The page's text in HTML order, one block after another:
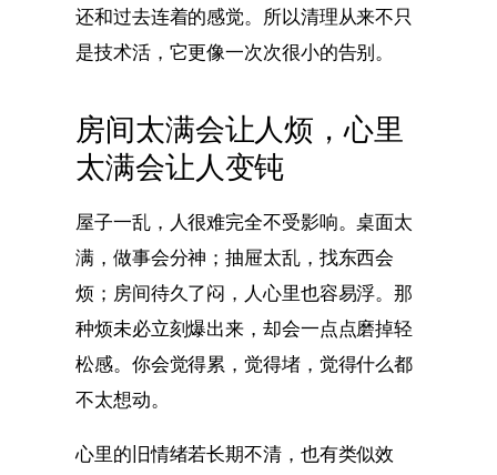
还和过去连着的感觉。所以清理从来不只
是技术活，它更像一次次很小的告别。
房间太满会让人烦，心里
太满会让人变钝
屋子一乱，人很难完全不受影响。桌面太
满，做事会分神；抽屉太乱，找东西会
烦；房间待久了闷，人心里也容易浮。那
种烦未必立刻爆出来，却会一点点磨掉轻
松感。你会觉得累，觉得堵，觉得什么都
不太想动。
心里的旧情绪若长期不清，也有类似效